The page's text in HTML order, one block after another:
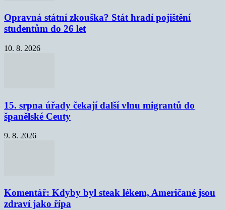
Opravná státní zkouška? Stát hradí pojištění
studentům do 26 let
10. 8. 2026
15. srpna úřady čekají další vlnu migrantů do
španělské Ceuty
9. 8. 2026
Komentář: Kdyby byl steak lékem, Američané jsou
zdraví jako řípa